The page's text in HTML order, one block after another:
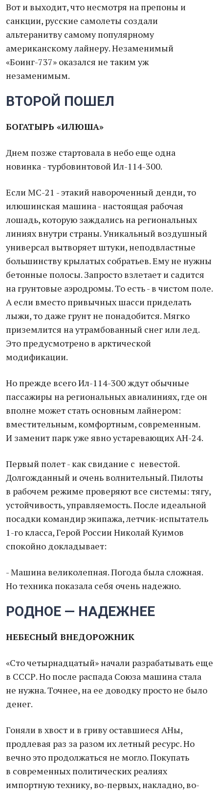
Вот и выходит, что несмотря на препоны и
санкции, русские самолеты создали
альтеранитву самому популярному
американскому лайнеру. Незаменимый
«Боинг-737» оказался не таким уж
незаменимым.
ВТОРОЙ ПОШЕЛ
БОГАТЫРЬ «ИЛЮША»
Днем позже стартовала в небо еще одна
новинка - турбовинтовой Ил-114-300.
Если МС-21 - этакий навороченный денди, то
илюшинская машина - настоящая рабочая
лошадь, которую заждались на региональных
линиях внутри страны. Уникальный воздушный
универсал вытворяет штуки, неподвластные
большинству крылатых собратьев. Ему не нужны
бетонные полосы. Запросто взлетает и садится
на грунтовые аэродромы. То есть - в чистом поле.
А если вместо привычных шасси приделать
лыжи, то даже грунт не понадобится. Мягко
приземлится на утрамбованный снег или лед.
Это предусмотрено в арктической
модификации.
Но прежде всего Ил-114-300 ждут обычные
пассажиры на региональных авиалиниях, где он
вполне может стать основным лайнером:
вместительным, комфортным, современным.
И заменит парк уже явно устаревающих АН-24.
Первый полет - как свидание с невестой.
Долгожданный и очень волнительный. Пилоты
в рабочем режиме проверяют все системы: тягу,
устойчивость, управляемость. После идеальной
посадки командир экипажа, летчик-испытатель
1-го класса, Герой России Николай Куимов
спокойно докладывает:
- Машина великолепная. Погода была сложная.
Но техника показала себя очень надежно.
РОДНОЕ — НАДЕЖНЕЕ
НЕБЕСНЫЙ ВНЕДОРОЖНИК
«Cто четырнадцатый» начали разрабатывать еще
в СССР. Но после распада Союза машина стала
не нужна. Точнее, на ее доводку просто не было
денег.
Гоняли в хвост и в гриву оставшиеся АНы,
продлевая раз за разом их летный ресурс. Но
вечно это продолжаться не могло. Покупать
в современных политических реалиях
импортную технику, во-первых, накладно, во-